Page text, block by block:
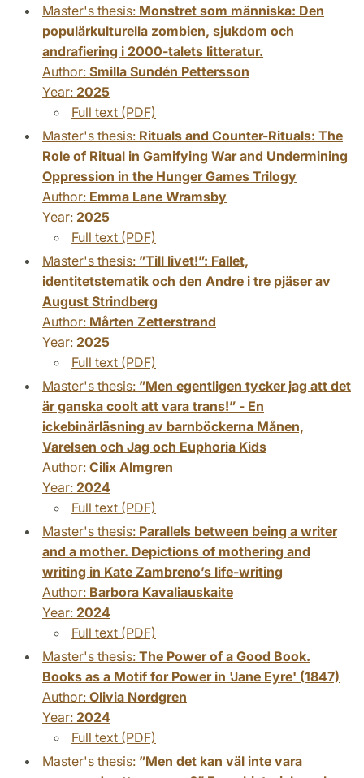
Master's thesis: Monstret som människa: Den
populärkulturella zombien, sjukdom och
andrafiering i 2000-talets litteratur.
Author: Smilla Sundén Pettersson
Year: 2025
Full text (PDF)
Master's thesis: Rituals and Counter-Rituals: The
Role of Ritual in Gamifying War and Undermining
Oppression in the Hunger Games Trilogy
Author: Emma Lane Wramsby
Year: 2025
Full text (PDF)
Master's thesis: ”Till livet!”: Fallet,
identitetstematik och den Andre i tre pjäser av
August Strindberg
Author: Mårten Zetterstrand
Year: 2025
Full text (PDF)
Master's thesis: ”Men egentligen tycker jag att det
är ganska coolt att vara trans!” - En
ickebinärläsning av barnböckerna Månen,
Varelsen och Jag och Euphoria Kids
Author: Cilix Almgren
Year: 2024
Full text (PDF)
Master's thesis: Parallels between being a writer
and a mother. Depictions of mothering and
writing in Kate Zambreno’s life-writing
Author: Barbora Kavaliauskaite
Year: 2024
Full text (PDF)
Master's thesis: The Power of a Good Book.
Books as a Motif for Power in 'Jane Eyre' (1847)
Author: Olivia Nordgren
Year: 2024
Full text (PDF)
Master's thesis: ”Men det kan väl inte vara